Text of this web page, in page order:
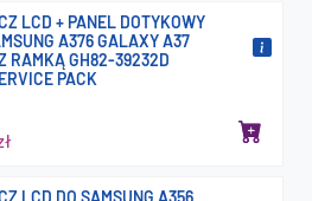
LCD + PANEL DOTYKOWY
A376 GALAXY A37
RAMKĄ GH82-39232D
PACK